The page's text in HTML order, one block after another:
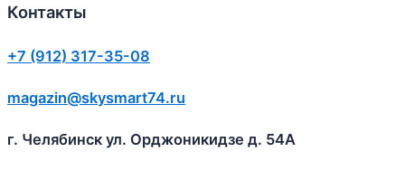
Контакты
+7 (912) 317-35-08
magazin@skysmart74.ru
г. Челябинск ул. Орджоникидзе д. 54А